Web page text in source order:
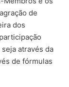
de
dos
através da
de fórmulas